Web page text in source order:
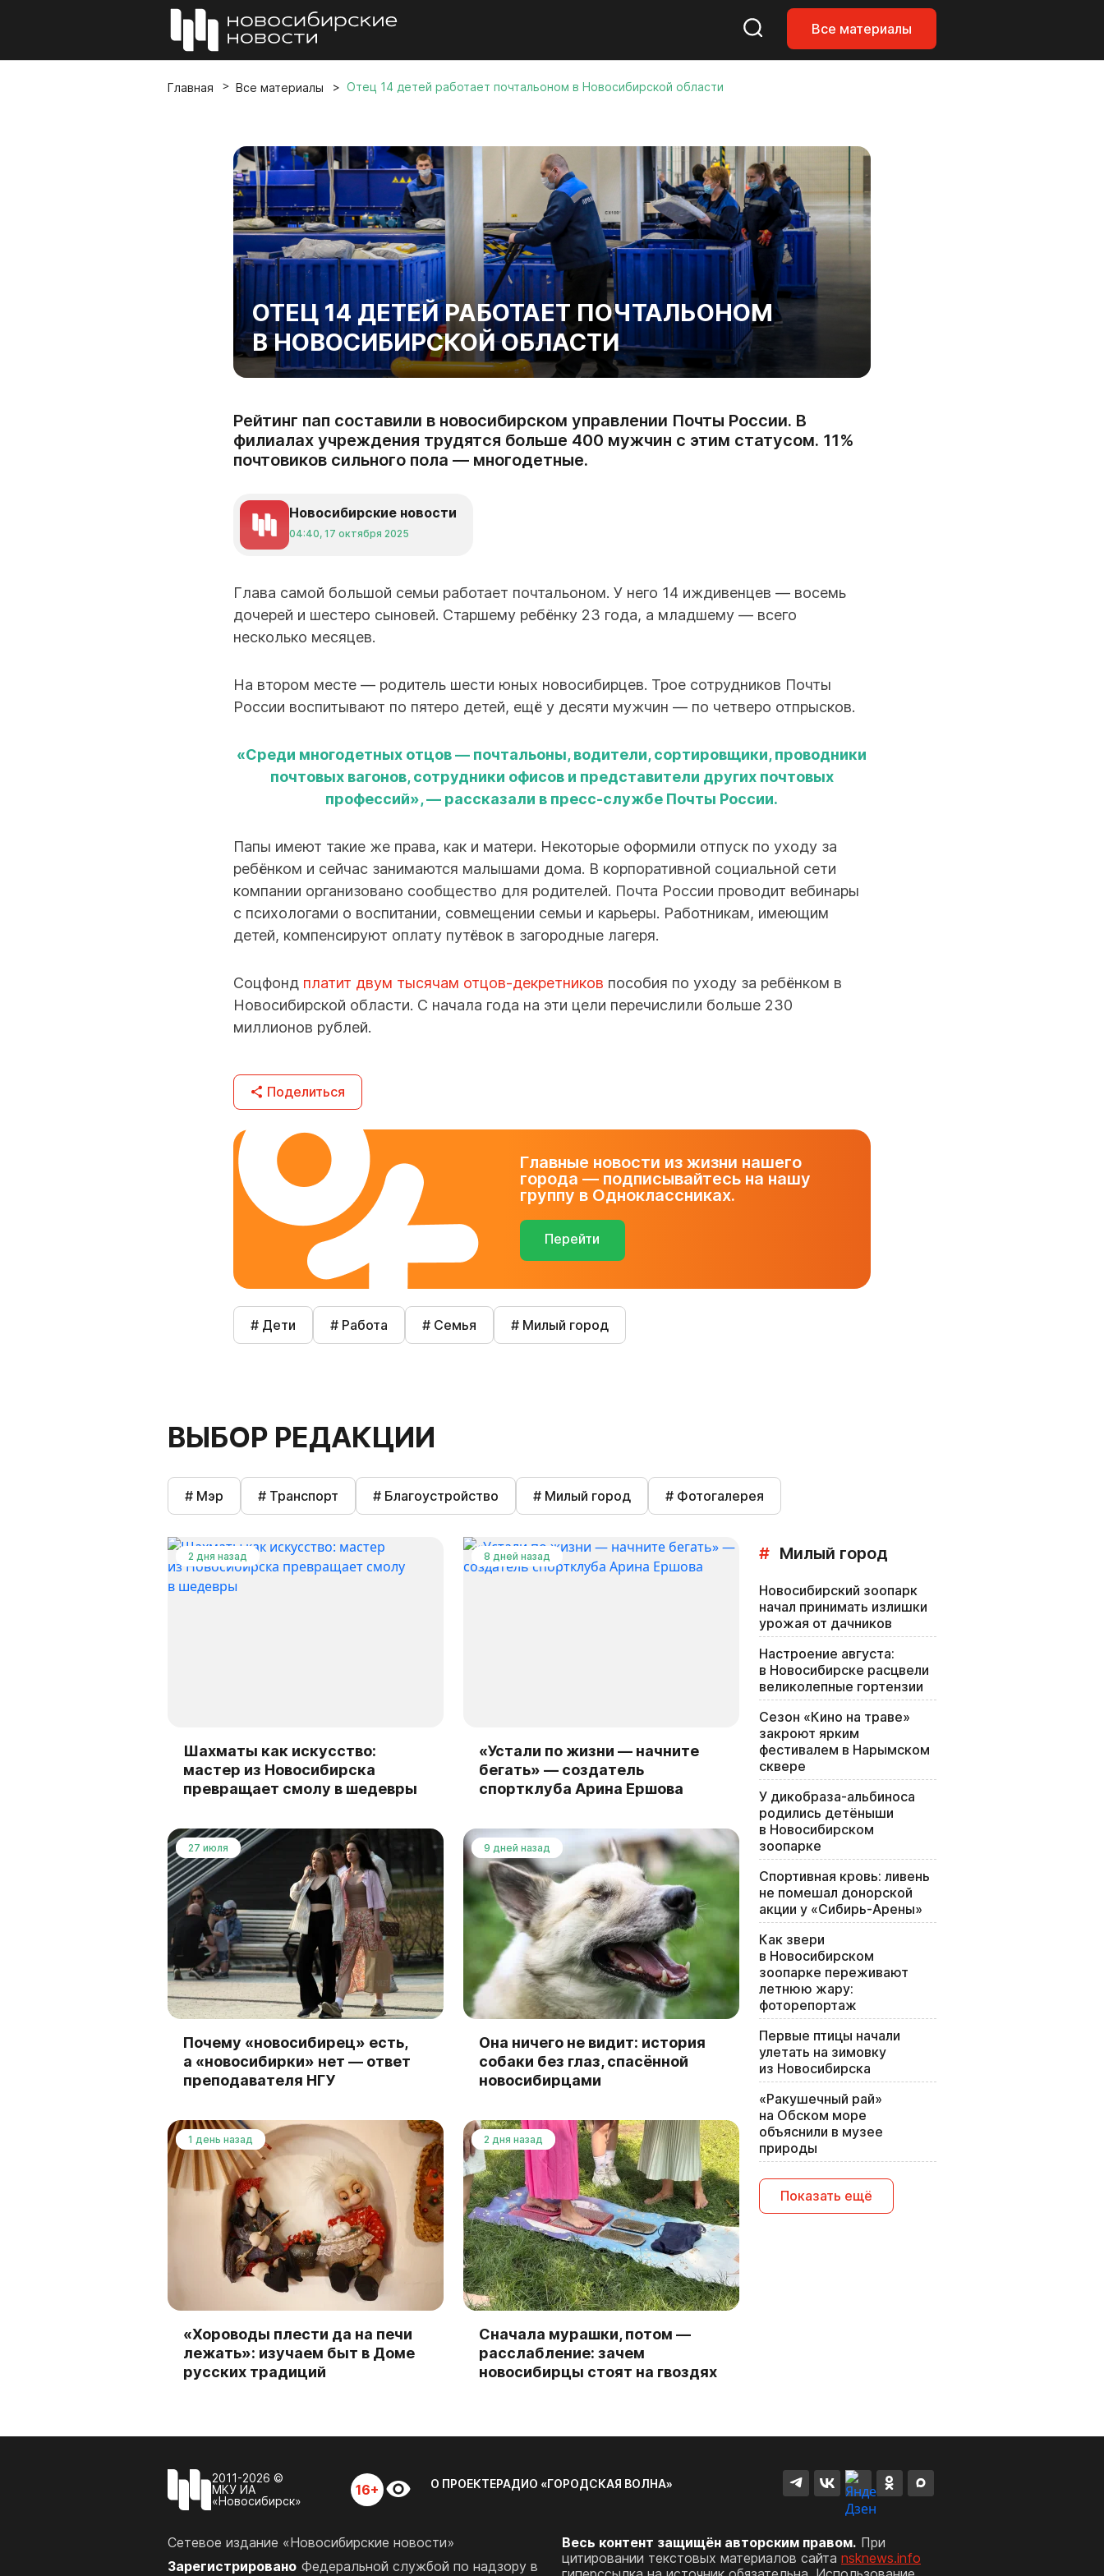
Все материалы
Главная Все материалы Отец 14 детей работает почтальоном в Новосибирской области
ОТЕЦ 14 ДЕТЕЙ РАБОТАЕТ ПОЧТАЛЬОНОМ
В НОВОСИБИРСКОЙ ОБЛАСТИ
Рейтинг пап составили в новосибирском управлении Почты России. В
филиалах учреждения трудятся больше 400 мужчин с этим статусом. 11%
почтовиков сильного пола — многодетные.
Новосибирские новости
04:40, 17 октября 2025
Глава самой большой семьи работает почтальоном. У него 14 иждивенцев — восемь
дочерей и шестеро сыновей. Старшему ребёнку 23 года, а младшему — всего
несколько месяцев.
На втором месте — родитель шести юных новосибирцев. Трое сотрудников Почты
России воспитывают по пятеро детей, ещё у десяти мужчин — по четверо отпрысков.
«Среди многодетных отцов — почтальоны, водители, сортировщики, проводники
почтовых вагонов, сотрудники офисов и представители других почтовых
профессий», — рассказали в пресс-службе Почты России.
Папы имеют такие же права, как и матери. Некоторые оформили отпуск по уходу за
ребёнком и сейчас занимаются малышами дома. В корпоративной социальной сети
компании организовано сообщество для родителей. Почта России проводит вебинары
с психологами о воспитании, совмещении семьи и карьеры. Работникам, имеющим
детей, компенсируют оплату путёвок в загородные лагеря.
Соцфонд платит двум тысячам отцов-декретников пособия по уходу за ребёнком в
Новосибирской области. С начала года на эти цели перечислили больше 230
миллионов рублей.
Поделиться
Главные новости из жизни нашего
города — подписывайтесь на нашу
группу в Одноклассниках.
Перейти
# Дети # Работа # Семья # Милый город
ВЫБОР РЕДАКЦИИ
# Мэр # Транспорт # Благоустройство # Милый город # Фотогалерея
2 дня назад
Шахматы как искусство:
мастер из Новосибирска
превращает смолу в шедевры
8 дней назад
«Устали по жизни — начните
бегать» — создатель
спортклуба Арина Ершова
27 июля
Почему «новосибирец» есть,
а «новосибирки» нет — ответ
преподавателя НГУ
9 дней назад
Она ничего не видит: история
собаки без глаз, спасённой
новосибирцами
1 день назад
«Хороводы плести да на печи
лежать»: изучаем быт в Доме
русских традиций
2 дня назад
Сначала мурашки, потом —
расслабление: зачем
новосибирцы стоят на гвоздях
# Милый город
Новосибирский зоопарк
начал принимать излишки
урожая от дачников
Настроение августа:
в Новосибирске расцвели
великолепные гортензии
Сезон «Кино на траве»
закроют ярким
фестивалем в Нарымском
сквере
У дикобраза-альбиноса
родились детёныши
в Новосибирском
зоопарке
Спортивная кровь: ливень
не помешал донорской
акции у «Сибирь-Арены»
Как звери
в Новосибирском
зоопарке переживают
летнюю жару:
фоторепортаж
Первые птицы начали
улетать на зимовку
из Новосибирска
«Ракушечный рай»
на Обском море
объяснили в музее
природы
Показать ещё
2011-2026 ©
МКУ ИА
«Новосибирск»
16+ О ПРОЕКТЕРАДИО «ГОРОДСКАЯ ВОЛНА»
Сетевое издание «Новосибирские новости»
Зарегистрировано Федеральной службой по надзору в
Весь контент защищён авторским правом. При
цитировании текстовых материалов сайта nsknews.info